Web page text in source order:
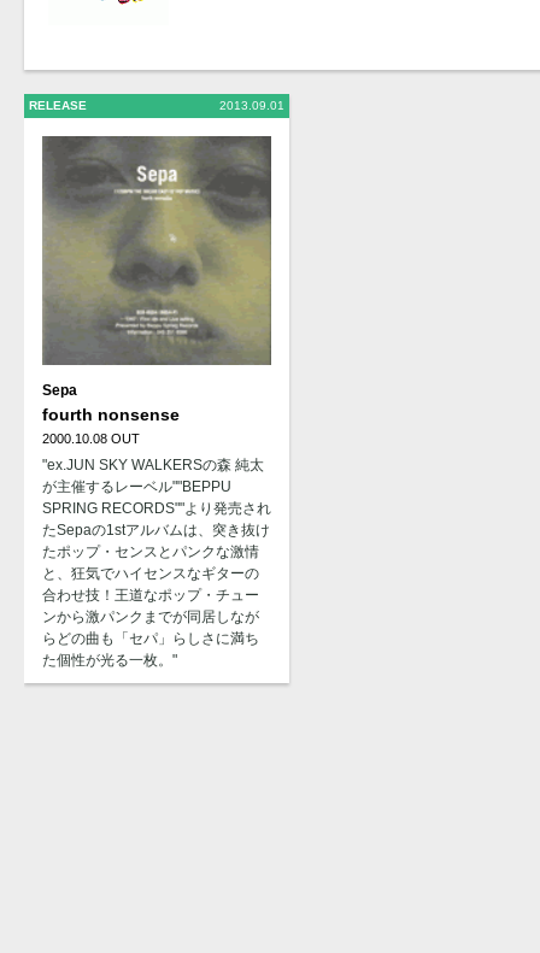
RELEASE 2013.09.01
Sepa
fourth nonsense
2000.10.08 OUT
"ex.JUN SKY WALKERSの森 純太
が主催するレーベル""BEPPU
SPRING RECORDS""より発売され
たSepaの1stアルバムは、突き抜け
たポップ・センスとパンクな激情
と、狂気でハイセンスなギターの
合わせ技！王道なポップ・チュー
ンから激パンクまでが同居しなが
らどの曲も「セパ」らしさに満ち
た個性が光る一枚。"